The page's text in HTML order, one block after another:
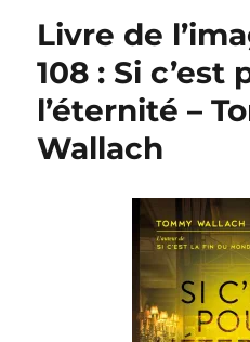
Livre de
108 : Si c’est
l’éternité –
Wallach